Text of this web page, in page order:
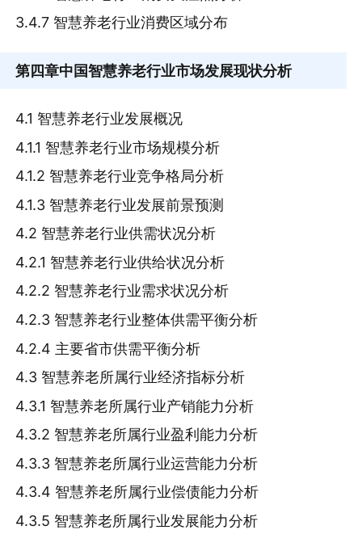
3.4.7 智慧养老行业消费区域分布
第四章中国智慧养老行业市场发展现状分析
4.1 智慧养老行业发展概况
4.1.1 智慧养老行业市场规模分析
4.1.2 智慧养老行业竞争格局分析
4.1.3 智慧养老行业发展前景预测
4.2 智慧养老行业供需状况分析
4.2.1 智慧养老行业供给状况分析
4.2.2 智慧养老行业需求状况分析
4.2.3 智慧养老行业整体供需平衡分析
4.2.4 主要省市供需平衡分析
4.3 智慧养老所属行业经济指标分析
4.3.1 智慧养老所属行业产销能力分析
4.3.2 智慧养老所属行业盈利能力分析
4.3.3 智慧养老所属行业运营能力分析
4.3.4 智慧养老所属行业偿债能力分析
4.3.5 智慧养老所属行业发展能力分析